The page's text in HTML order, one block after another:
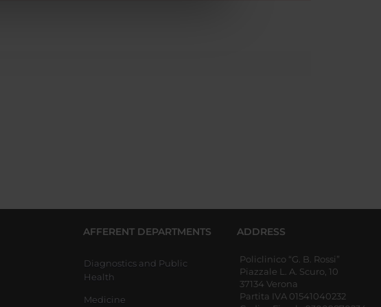
AFFERENT DEPARTMENTS
Diagnostics and Public
Health
Medicine
ADDRESS
Policlinico “G. B. Rossi”
Piazzale L. A. Scuro, 10
37134 Verona
Partita IVA 01541040232